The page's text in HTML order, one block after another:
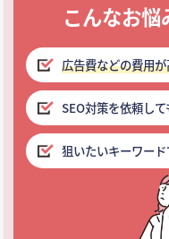
こんなお悩
広告費などの費用
SEO対策を依頼して
狙いたいキーワー